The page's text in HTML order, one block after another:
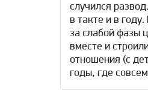
случился
в такте и в
за слабой фазы
вместе и
отношения (с
годы, где